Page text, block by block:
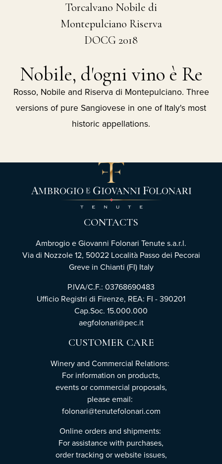
Torcalvano Nobile di
Montepulciano Riserva
DOCG 2018
Nobile, d'ogni vino è Re
Rosso, Nobile and Riserva di Montepulciano. Three
versions of pure Sangiovese in one of Italy's most
historic appellations.
CONTACTS
Ambrogio e Giovanni Folonari Tenute s.a.r.l.
Via di Nozzole 12, 50022 Località Passo dei Pecorai
Greve in Chianti (FI) Italy
P.IVA/C.F.: 03768690483
Ufficio Registri di Firenze, REA: FI - 390201
Cap.Soc. 15.000.000
aegfolonari@pec.it
CUSTOMER CARE
Winery and Commercial Relations:
For information on products,
events or commercial proposals,
please email:
folonari@tenutefolonari.com
Online orders and shipments:
For assistance with purchases,
order tracking or website issues,